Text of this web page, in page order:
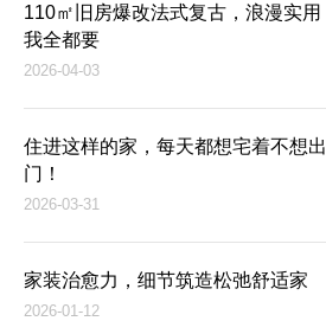
110㎡旧房爆改法式复古，浪漫实用
我全都要
2026-04-03
住进这样的家，每天都想宅着不想出
门！
2026-03-31
家装治愈力，细节筑造松弛舒适家
2026-01-12